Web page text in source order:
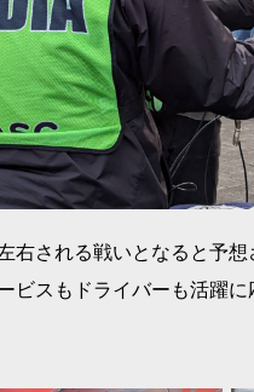
右される戦いとなると予
ビスもドライバーも活躍